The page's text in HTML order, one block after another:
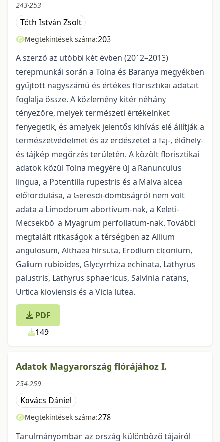
243-253
Tóth István Zsolt
Megtekintések száma:203
A szerző az utóbbi két évben (2012–2013)
terepmunkái során a Tolna és Baranya megyékben
gyűjtött nagyszámú és értékes florisztikai adatait
foglalja össze. A közlemény kitér néhány
tényezőre, melyek természeti értékeinket
fenyegetik, és amelyek jelentős kihívás elé állítják a
természetvédelmet és az erdészetet a faj-, élőhely-
és tájkép megőrzés területén. A közölt florisztikai
adatok közül Tolna megyére új a Ranunculus
lingua, a Potentilla rupestris és a Malva alcea
előfordulása, a Geresdi-dombságról nem volt
adata a Limodorum abortivum-nak, a Keleti-
Mecsekből a Myagrum perfoliatum-nak. További
megtalált ritkaságok a térségben az Allium
angulosum, Althaea hirsuta, Erodium ciconium,
Galium rubioides, Glycyrrhiza echinata, Lathyrus
palustris, Lathyrus sphaericus, Salvinia natans,
Urtica kioviensis és a Vicia lutea.
PDF
149
Adatok Magyarország flórájához I.
254-259
Kovács Dániel
Megtekintések száma:278
Tanulmányomban az ország különböző tájairól